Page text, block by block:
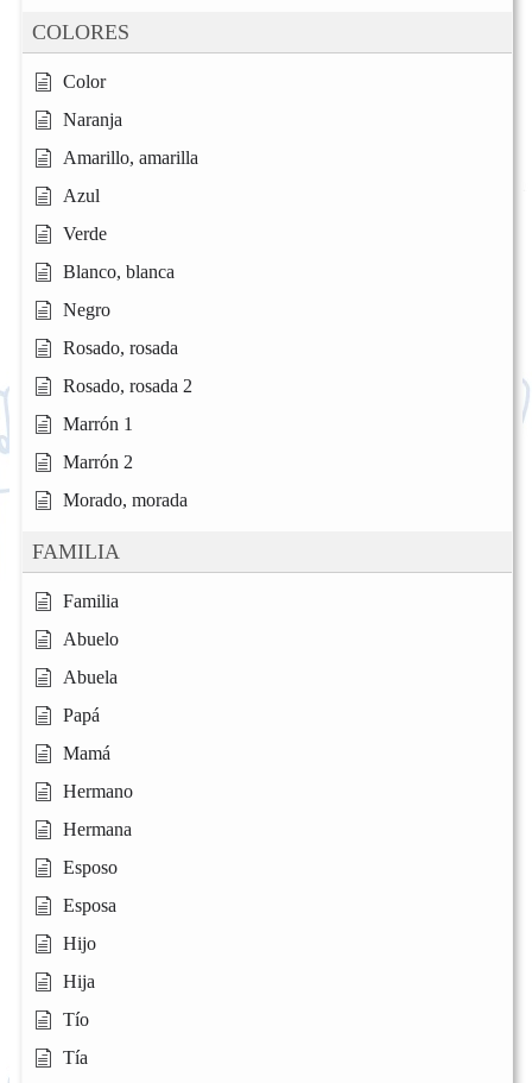
COLORES
Color
Naranja
Amarillo, amarilla
Azul
Verde
Blanco, blanca
Negro
Rosado, rosada
Rosado, rosada 2
Marrón 1
Marrón 2
Morado, morada
FAMILIA
Familia
Abuelo
Abuela
Papá
Mamá
Hermano
Hermana
Esposo
Esposa
Hijo
Hija
Tío
Tía